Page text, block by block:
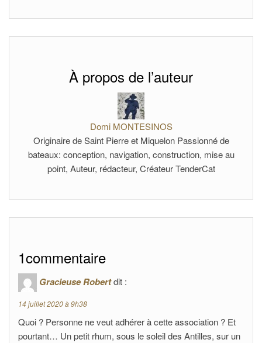
À propos de l’auteur
Domi MONTESINOS
Originaire de Saint Pierre et Miquelon Passionné de
bateaux: conception, navigation, construction, mise au
point, Auteur, rédacteur, Créateur TenderCat
1commentaire
Gracieuse Robertdit :
14 juillet 2020 à 9h38
Quoi ? Personne ne veut adhérer à cette association ? Et
pourtant… Un petit rhum, sous le soleil des Antilles, sur un